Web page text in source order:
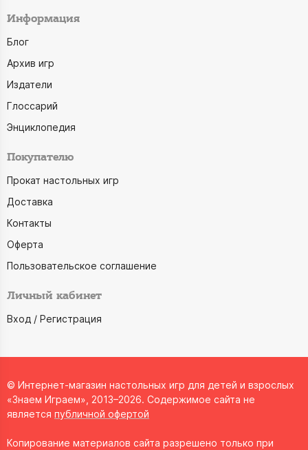
Информация
Блог
Архив игр
Издатели
Глоссарий
Энциклопедия
Покупателю
Прокат настольных игр
Доставка
Контакты
Оферта
Пользовательское соглашение
Личный кабинет
Вход / Регистрация
© Интернет-магазин настольных игр для детей и взрослых
«Знаем Играем», 2013–2026. Содержимое сайта не
является публичной офертой
Копирование материалов сайта разрешено только при